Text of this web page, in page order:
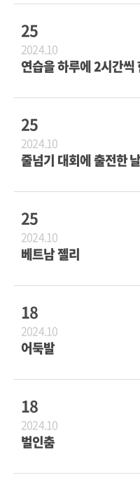
25
2024.10
연습을 하루에 2시간씩
25
2024.10
줄넘기 대회에 출전한
25
2024.10
베트남 젤리
18
2024.10
어둑발
18
2024.10
벌인춤